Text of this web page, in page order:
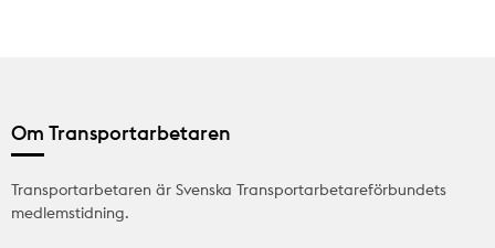
Om Transportarbetaren
Transportarbetaren är Svenska Transportarbetareförbundets
medlemstidning.